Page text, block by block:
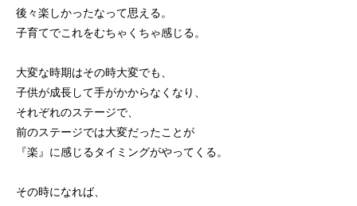
後々楽しかったなって思える。
子育てでこれをむちゃくちゃ感じる。
大変な時期はその時大変でも、
子供が成長して手がかからなくなり、
それぞれのステージで、
前のステージでは大変だったことが
『楽』に感じるタイミングがやってくる。
その時になれば、